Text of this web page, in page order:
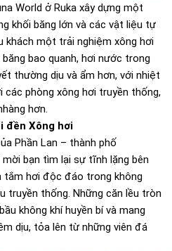
World ở Ruka xây dựng một
khối băng lớn và các vật liệu tự
khách một trải nghiệm xông hơi
bao quanh, hơi nước trong
thường dịu và ẩm hơn, với nhiệt
phòng xông hơi truyền thống,
hơn.
đền Xông hơi
Phần Lan – thành phố
bạn tìm lại sự tĩnh lặng bên
tắm hơi độc đáo trong không
truyền thống. Những căn lều tròn
không khí huyền bí và mang
dịu, tỏa lên từ những viên đá